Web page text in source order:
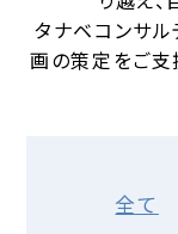
タナベコンサ
画の策定をご支
全て